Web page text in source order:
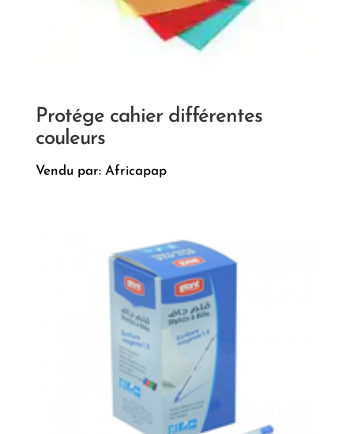
Protége cahier différentes
couleurs
Vendu par: Africapap